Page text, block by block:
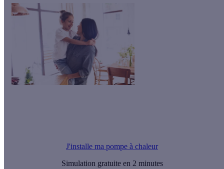
J'installe ma pompe à chaleur
Simulation gratuite en 2 minutes